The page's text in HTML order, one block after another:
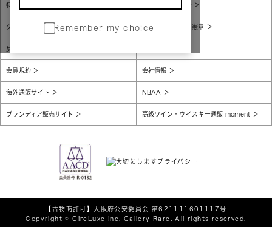
Remember my choice
特定商取引法に基づく表示 個人情報保護方針
グローバルプライバシーポリシー コンプライアンス憲章
反社会的勢力に対する基本方針
会員規約 会社情報
海外通販サイト NBAA
ブランディア販売サイト 高級ワイン・ウイスキー通販 moment
【古物商許可】大阪府公安委員会 第621111601117号
Copyright © CircLuxe Inc. Gallery Rare. All rights reserved.